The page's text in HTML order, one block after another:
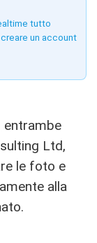
tutto
un account
entrambe
Ltd,
le foto e
alla